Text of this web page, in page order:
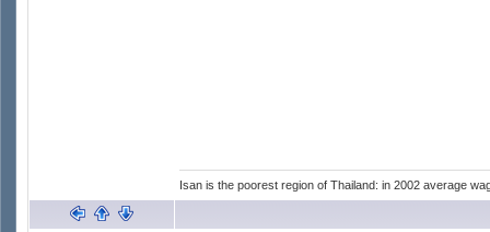
Isan is the poorest region of Thailand: in 2002 average